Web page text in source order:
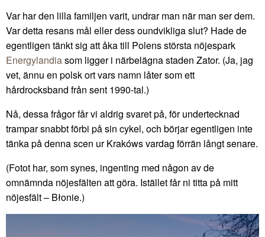
Var har den lilla familjen varit, undrar man när man ser dem.
Var detta resans mål eller dess oundvikliga slut? Hade de
egentligen tänkt sig att åka till Polens största nöjespark
Energylandiasom ligger i närbelägna staden Zator. (Ja, jag
vet, ännu en polsk ort vars namn låter som ett
hårdrocksband från sent 1990-tal.)
Nå, dessa frågor får vi aldrig svaret på, för undertecknad
trampar snabbt förbi på sin cykel, och börjar egentligen inte
tänka på denna scen ur Krakóws vardag förrän långt senare.
(Fotot har, som synes, ingenting med någon av de
omnämnda nöjesfälten att göra. Istället får ni titta på mitt
nöjesfält – Błonie.)